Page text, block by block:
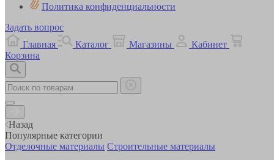
Политика конфиденциальности
Задать вопрос
Главная
Каталог Магазины
Кабинет
Корзина
Назад
Популярные категории
Отделочные материалы Строительные материалы